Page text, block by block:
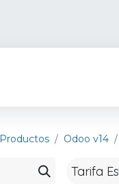
Productos Odoo v14
Tarifa